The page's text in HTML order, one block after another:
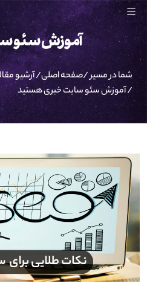
آموزش سئو
شما در مسیر /صفحه اصلی/آرشیو
/آموزش سئو سایت خبریهستید